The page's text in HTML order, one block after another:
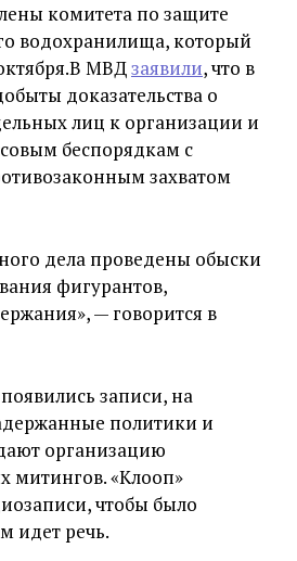
комитета по защите
водохранилища, который
МВДзаявили, что в
доказательства о
лиц к организации и
беспорядкам с
захватом
дела проведены обыски
фигурантов,
— говорится в
записи, на
политики и
организацию
митингов. «Клооп»
чтобы было
идет речь.